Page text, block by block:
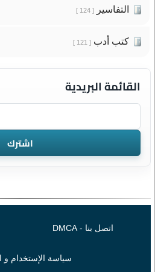
التفاسير[ 124 ]
كتب أدب[ 121 ]
القائمة البريدية
اتصل بنا - DMCA
سياسة الإستخدام و